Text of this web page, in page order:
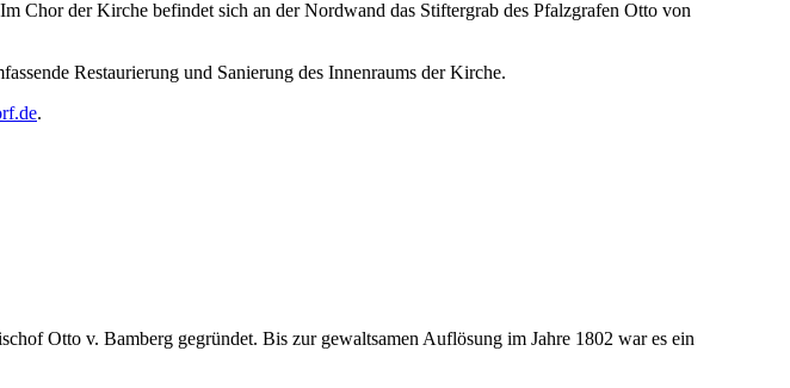
Chor der Kirche befindet sich an der Nordwand das Stiftergrab des Pfalzgrafen Otto von
Restaurierung und Sanierung des Innenraums der Kirche.
.
Otto v. Bamberg gegründet. Bis zur gewaltsamen Auflösung im Jahre 1802 war es ein